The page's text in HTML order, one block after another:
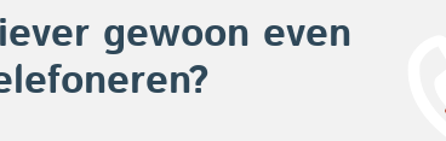
gewoon even